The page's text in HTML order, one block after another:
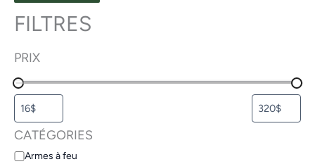
FILTRES
PRIX
CATÉGORIES
Armes à feu